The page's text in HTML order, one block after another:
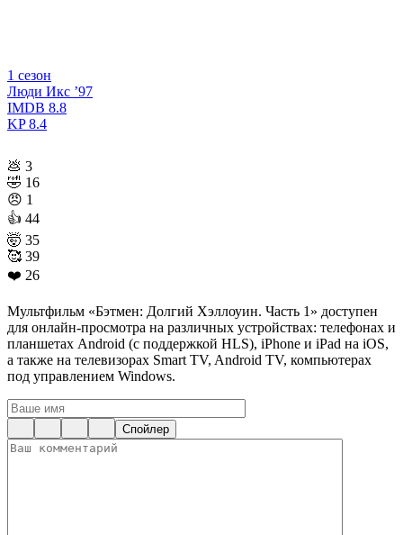
1 сезон
Люди Икс ’97
IMDB 8.8
KP8.4
💩 3
🤣 16
😠 1
👍 44
🤯 35
🥰 39
❤️ 26
Мультфильм «Бэтмен: Долгий Хэллоуин. Часть 1» доступен
для онлайн-просмотра на различных устройствах: телефонах и
планшетах Android (с поддержкой HLS), iPhone и iPad на iOS,
а также на телевизорах Smart TV, Android TV, компьютерах
под управлением Windows.
Спойлер